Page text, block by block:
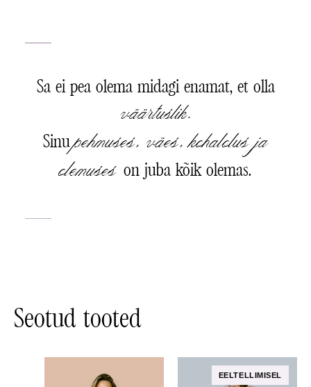
Sa ei pea olema midagi enamat, et olla
väärtuslik.
Sinupehmuses, väes, kohalolus ja
olemuses on juba kõik olemas.
Seotud tooted